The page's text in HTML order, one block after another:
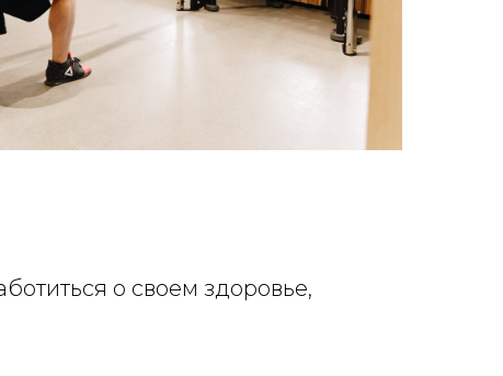
о своем здоровье,